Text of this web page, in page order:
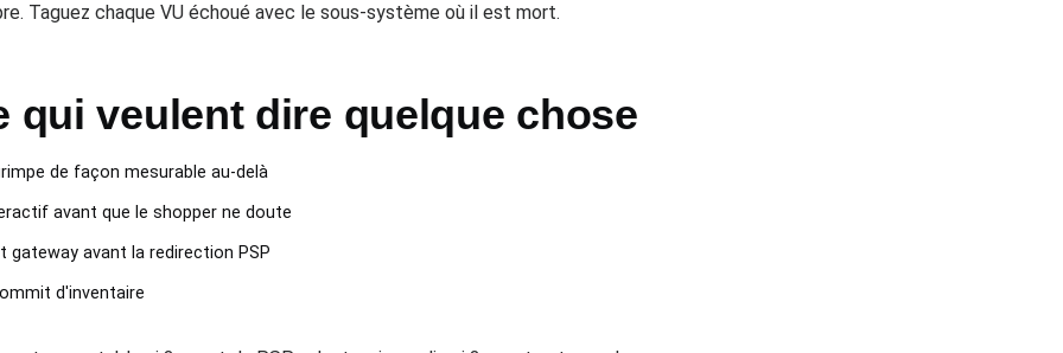
Taguez chaque VU échoué avec le sous-système où il est mort.
qui veulent dire quelque chose
de façon mesurable au-delà
avant que le shopper ne doute
gateway avant la redirection PSP
d'inventaire